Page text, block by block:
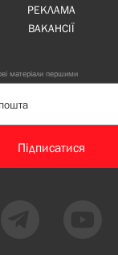
РЕКЛАМА
ВАКАНСІЇ
матеріали першими
Підписатися